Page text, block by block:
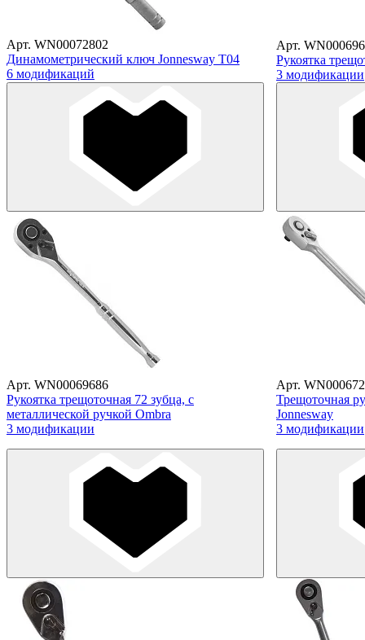
Арт. WN00072802
Динамометрический ключ Jonnesway T04
6 модификаций
Арт.
Рукоятка
3 модификации
Арт. WN00069686
Рукоятка трещоточная 72 зубца, с
металлической ручкой Ombra
3 модификации
Арт.
Трещоточная
Jonnesway
3 модификации